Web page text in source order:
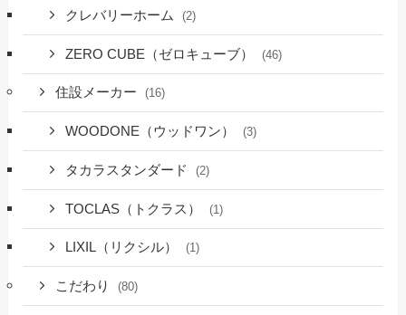
クレバリーホーム (2)
ZERO CUBE（ゼロキューブ） (46)
住設メーカー (16)
WOODONE（ウッドワン） (3)
タカラスタンダード (2)
TOCLAS（トクラス） (1)
LIXIL（リクシル） (1)
こだわり (80)